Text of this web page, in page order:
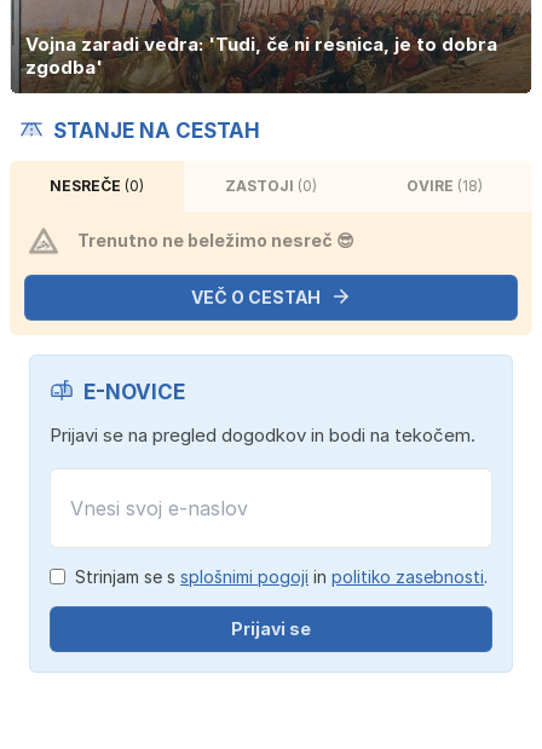
Vojna zaradi vedra: 'Tudi, če ni resnica, je to dobra
zgodba'
STANJE NA CESTAH
NESREČE (0) ZASTOJI (0) OVIRE (18)
Trenutno ne beležimo nesreč 😎
VEČ O CESTAH
E-NOVICE
Prijavi se na pregled dogodkov in bodi na tekočem.
Strinjam se s splošnimi pogoji in politiko zasebnosti.
Prijavi se